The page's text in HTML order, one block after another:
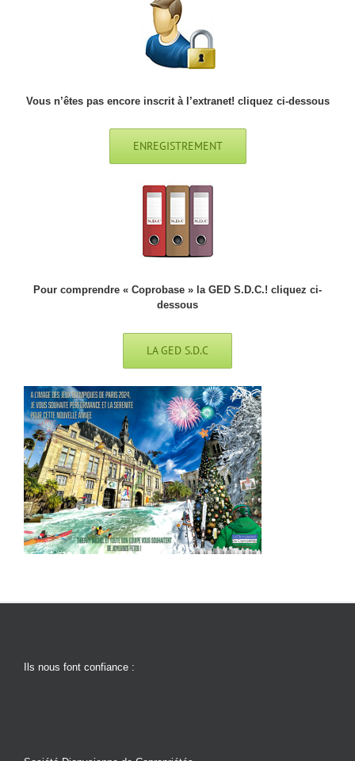
Vous n’êtes pas encore inscrit à l’extranet! cliquez ci-dessous
ENREGISTREMENT
Pour comprendre « Coprobase » la GED S.D.C.! cliquez ci-
dessous
LA GED S.D.C
Ils nous font confiance :